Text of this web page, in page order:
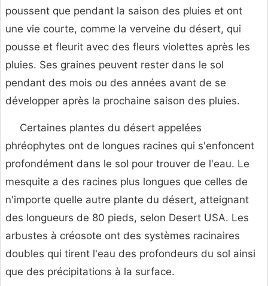
poussent que pendant la saison des pluies et ont
une vie courte, comme la verveine du désert, qui
pousse et fleurit avec des fleurs violettes après les
pluies. Ses graines peuvent rester dans le sol
pendant des mois ou des années avant de se
développer après la prochaine saison des pluies.
Certaines plantes du désert appelées
phréophytes ont de longues racines qui s'enfoncent
profondément dans le sol pour trouver de l'eau. Le
mesquite a des racines plus longues que celles de
n'importe quelle autre plante du désert, atteignant
des longueurs de 80 pieds, selon Desert USA. Les
arbustes à créosote ont des systèmes racinaires
doubles qui tirent l'eau des profondeurs du sol ainsi
que des précipitations à la surface.